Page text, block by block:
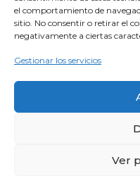
el comportamiento de
sitio. No consentir o retirar el
negativamente a ciertas
Gestionar los servicios
Ver
HORARIO
Sábados: 10:00–14:00h
MES DE AGOSTO: Sábados
© 2025 MOTOS JOSE
Todos los derechos